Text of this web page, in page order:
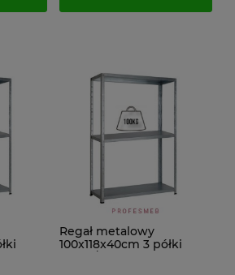
Regał metalowy
100x118x40cm 3 półki